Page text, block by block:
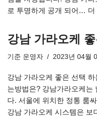
로 투명하게 공개 되어… 더
강남 가라오케
기준 운영자 2023년 04월
강남 가라오케 좋은 선택
는방법은? 강남가라오케는
다. 서울에 위치한 정통 룸
강남 가라오케 시스템은 보